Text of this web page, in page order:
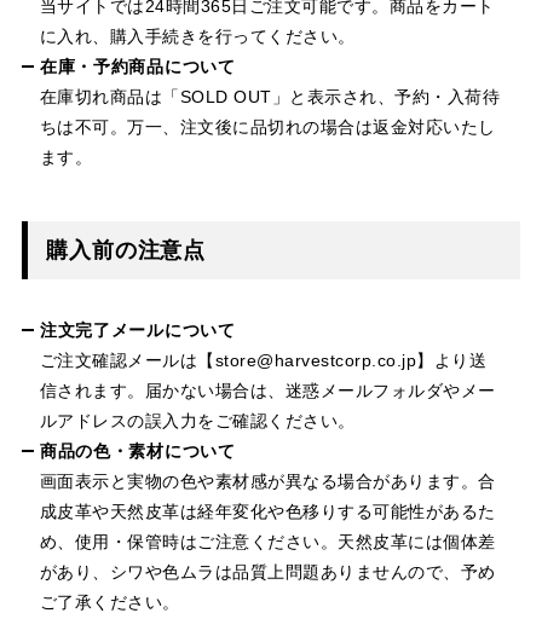
当サイトでは24時間365日ご注文可能です。商品をカート
に入れ、購入手続きを行ってください。
在庫・予約商品について
在庫切れ商品は「SOLD OUT」と表示され、予約・入荷待
ちは不可。万一、注文後に品切れの場合は返金対応いたし
ます。
購入前の注意点
注文完了メールについて
ご注文確認メールは【store@harvestcorp.co.jp】より送
信されます。届かない場合は、迷惑メールフォルダやメー
ルアドレスの誤入力をご確認ください。
商品の色・素材について
画面表示と実物の色や素材感が異なる場合があります。合
成皮革や天然皮革は経年変化や色移りする可能性があるた
め、使用・保管時はご注意ください。天然皮革には個体差
があり、シワや色ムラは品質上問題ありませんので、予め
ご了承ください。